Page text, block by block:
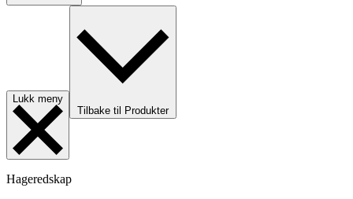
Lukk meny
Tilbake til Produkter
Hageredskap